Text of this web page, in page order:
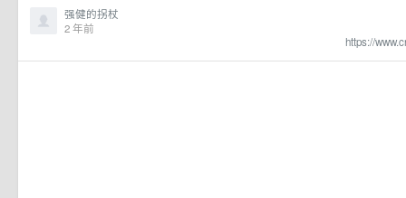
https://
强健的拐杖
2 年前